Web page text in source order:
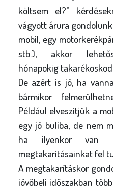
költsem el?”
vágyott árura gondolunk
mobil, egy
stb.), akkor
hónapokig
De azért is jó, ha
bármikor
Például elveszítjük a
egy jó buliba, de nem
ha ilyenkor van
megtakarításainkat fel
A megtakarításkor
jövőbeli időszakban